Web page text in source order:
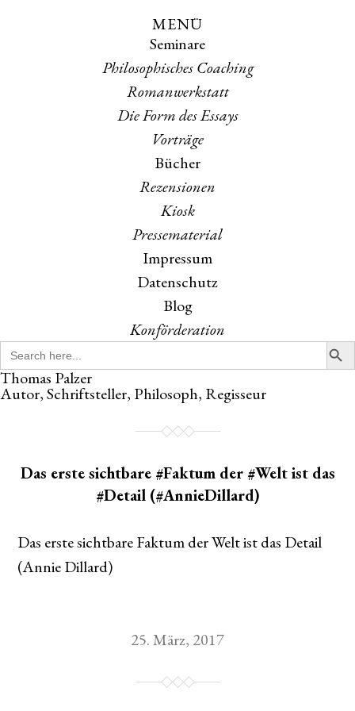
MENÜ
Seminare
Philosophisches Coaching
Romanwerkstatt
Die Form des Essays
Vorträge
Bücher
Rezensionen
Kiosk
Pressematerial
Impressum
Datenschutz
Blog
Konförderation
Search
for:
Search
Thomas Palzer
Autor, Schriftsteller, Philosoph, Regisseur
Das erste sichtbare #Faktum der #Welt ist das
#Detail (#AnnieDillard)
Das erste sichtbare Faktum der Welt ist das Detail
(Annie Dillard)
25. März, 2017